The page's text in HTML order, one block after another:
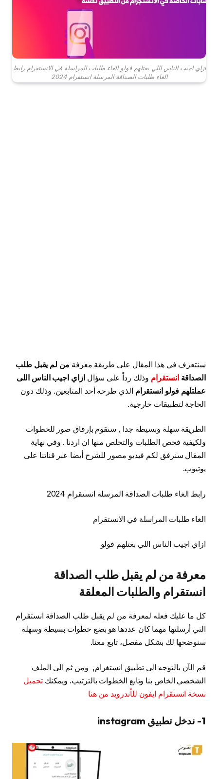
ازاي اجيب الناس اللي بعتلهم فولو الغاء طلبات المراسلة في الانستقرام رابط
الغاء طلبات الصداقة المرسلة انستقرام 2024
سنتعرف في هذا المقال على طريقة معرفة من لم يقبل طلب
الصداقةانستقرام وذلك رداً على سؤالازاي اجيب الناس اللى
عملتلهم فولو انستقرام الذي طرحه أحد المتابعين. وذلك دون
الحاجة لتطبيقات خارجية.
الطريقة سهلة وبسيطة جدا , سنقوم بإرفاق صور للخطوات
ولكيفية فحص الطلبات والتخلص منها ان اردنا . وفي نهاية
المقال سنرفق لكم فيديو مصور للشرح أيضا عبر قناتنا على
يوتيوب.
رابط الغاء طلبات الصداقة المرسلة انستقرام 2024
الغاء طلبات المراسلة في الانستقرام
ازاي اجيب الناس اللي بعتلهم فولو
معرفة من لم يقبل طلب الصداقة
انستقرام والطلبات المعلقة
كل ما عليك فعله لمعرفة من لم يقبل طلب الصداقة انستقرام
التي أرسلتها مهما كان عددها هو بضع خطوات بسيطة وسهلة
سنوضحها لك بشكل مفصل، تابع معنا.
قم الآن بالتوجه الى تطبيق انستغرام, ومن ثم الى الملف
الشخصي الخاص بنا وتابع الخطوات بالترتيب. ويمكنكتحميل
نسخة انستقرام ايفون للأندرويد من هنا
1- ندخل تطبيق instagram